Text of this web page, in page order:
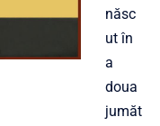
născ
ut în
a
doua
jumăt